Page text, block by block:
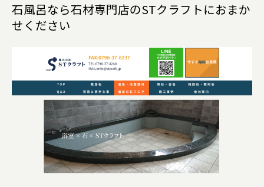
石風呂なら石材専門店のSTクラフトにおまか
せください